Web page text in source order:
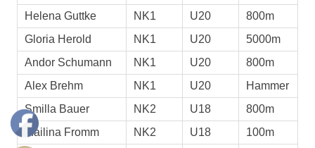
Helena Guttke
NK1 U20
800m
Gloria Herold
NK1 U20
5000m
Andor Schumann
NK1 U20
800m
Alex Brehm
NK1 U20
Hammer
Smilla Bauer
NK2 U18
800m
Mailina Fromm
NK2 U18
100m